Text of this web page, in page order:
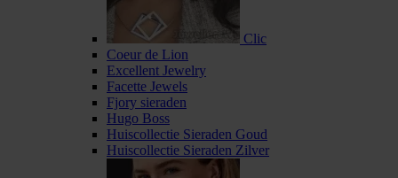
Clic
Coeur de Lion
Excellent Jewelry
Facette Jewels
Fjory sieraden
Hugo Boss
Huiscollectie Sieraden Goud
Huiscollectie Sieraden Zilver